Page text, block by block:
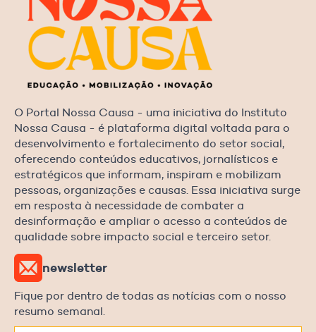
O Portal Nossa Causa - uma iniciativa do Instituto
Nossa Causa - é plataforma digital voltada para o
desenvolvimento e fortalecimento do setor social,
oferecendo conteúdos educativos, jornalísticos e
estratégicos que informam, inspiram e mobilizam
pessoas, organizações e causas. Essa iniciativa surge
em resposta à necessidade de combater a
desinformação e ampliar o acesso a conteúdos de
qualidade sobre impacto social e terceiro setor.
newsletter
Fique por dentro de todas as notícias com o nosso
resumo semanal.